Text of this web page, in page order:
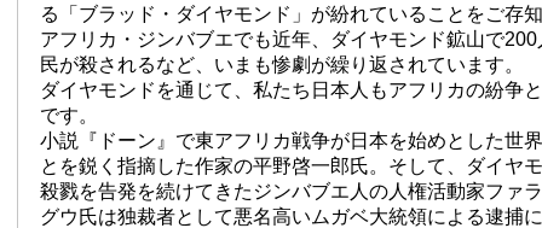
る「ブラッド・ダイヤモンド」が紛れていることをご存
アフリカ・ジンバブエでも近年、ダイヤモンド鉱山で
民が殺されるなど、いまも惨劇が繰り返されています。
ダイヤモンドを通じて、私たち日本人もアフリカの紛争
です。
小説『ドーン』で東アフリカ戦争が日本を始めとした世
とを鋭く指摘した作家の平野啓一郎氏。そして、ダイヤ
殺戮を告発を続けてきたジンバブエ人の人権活動家ファ
グウ氏は独裁者として悪名高いムガベ大統領による逮捕